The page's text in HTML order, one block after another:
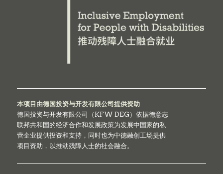
本项目由德国投资与开发有限公司提供资助
德国投资与开发有限公司（KFW DEG）依据德意志
联邦共和国的经济合作和发展政策为发展中国家的私
营企业提供投资和支持，同时也为中德融创工场提供
项目资助，以推动残障人士的社会融合。